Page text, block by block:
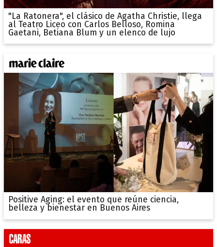
"La Ratonera", el clásico de Agatha Christie, llega
al Teatro Liceo con Carlos Belloso, Romina
Gaetani, Betiana Blum y un elenco de lujo
Positive Aging: el evento que reúne ciencia,
belleza y bienestar en Buenos Aires